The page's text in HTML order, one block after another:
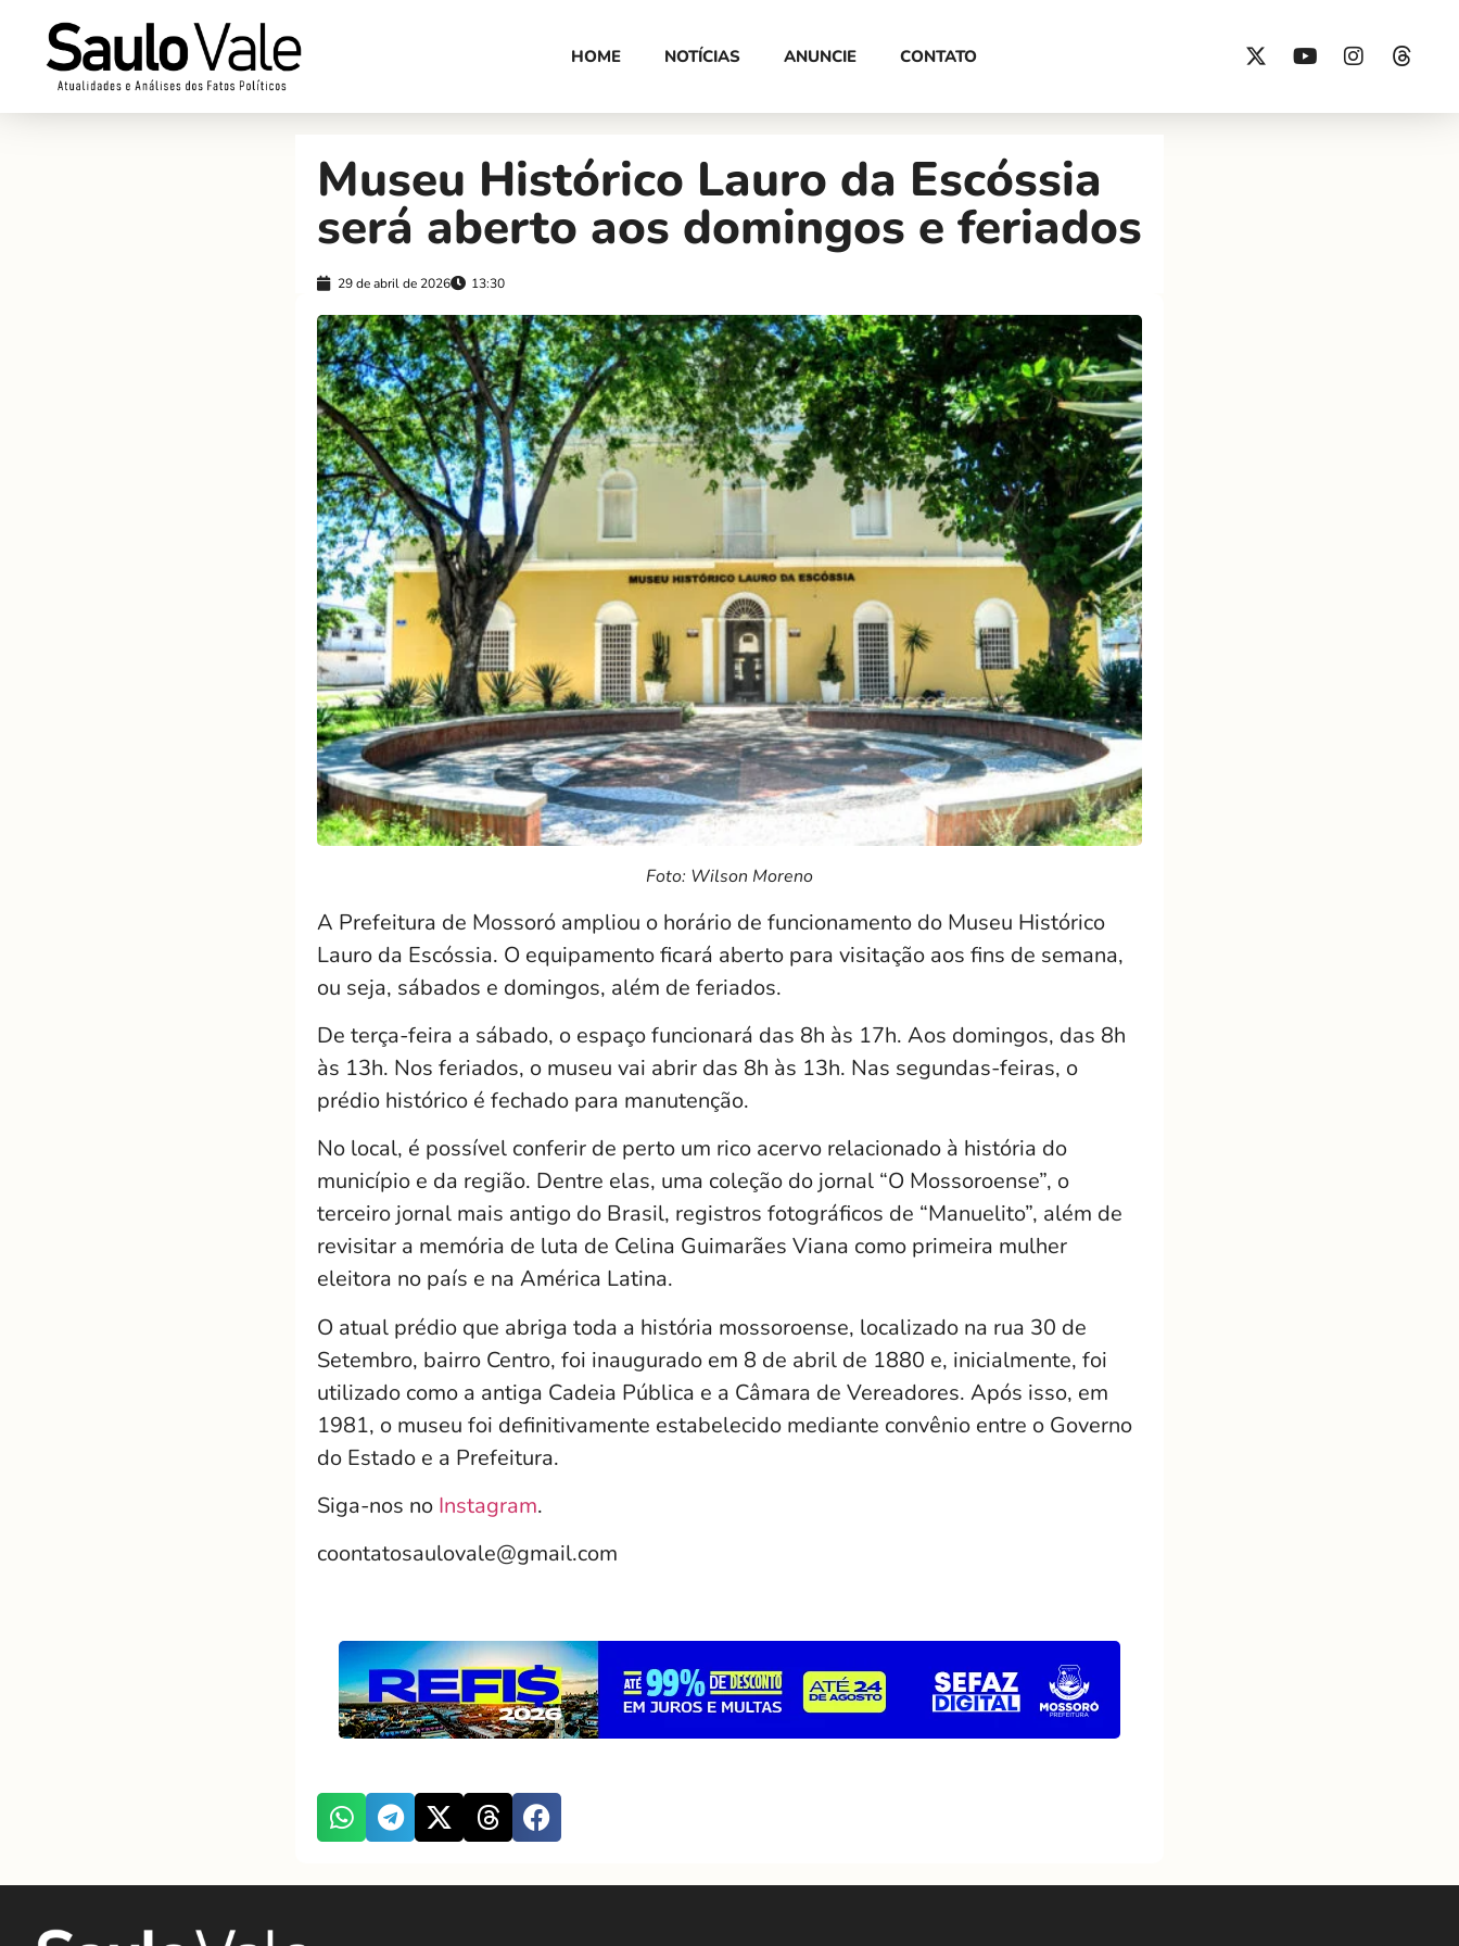
HOME NOTÍCIAS ANUNCIE CONTATO
Museu Histórico Lauro da Escóssia
será aberto aos domingos e feriados
29 de abril de 2026 13:30
Foto: Wilson Moreno
A Prefeitura de Mossoró ampliou o horário de funcionamento do Museu Histórico
Lauro da Escóssia. O equipamento ficará aberto para visitação aos fins de semana,
ou seja, sábados e domingos, além de feriados.
De terça-feira a sábado, o espaço funcionará das 8h às 17h. Aos domingos, das 8h
às 13h. Nos feriados, o museu vai abrir das 8h às 13h. Nas segundas-feiras, o
prédio histórico é fechado para manutenção.
No local, é possível conferir de perto um rico acervo relacionado à história do
município e da região. Dentre elas, uma coleção do jornal “O Mossoroense”, o
terceiro jornal mais antigo do Brasil, registros fotográficos de “Manuelito”, além de
revisitar a memória de luta de Celina Guimarães Viana como primeira mulher
eleitora no país e na América Latina.
O atual prédio que abriga toda a história mossoroense, localizado na rua 30 de
Setembro, bairro Centro, foi inaugurado em 8 de abril de 1880 e, inicialmente, foi
utilizado como a antiga Cadeia Pública e a Câmara de Vereadores. Após isso, em
1981, o museu foi definitivamente estabelecido mediante convênio entre o Governo
do Estado e a Prefeitura.
Siga-nos no Instagram.
coontatosaulovale@gmail.com